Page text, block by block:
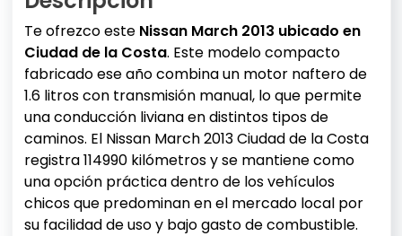
Te ofrezco este Nissan March 2013 ubicado en
Ciudad de la Costa. Este modelo compacto
fabricado ese año combina un motor naftero de
1.6 litros con transmisión manual, lo que permite
una conducción liviana en distintos tipos de
caminos. El Nissan March 2013 Ciudad de la Costa
registra 114990 kilómetros y se mantiene como
una opción práctica dentro de los vehículos
chicos que predominan en el mercado local por
su facilidad de uso y bajo gasto de combustible.